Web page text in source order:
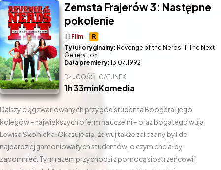
Zemsta Frajerów 3: Następne
pokolenie
R
theaters Film
Tytuł oryginalny: Revenge of the Nerds III: The Next
Generation
Data premiery: 13.07.1992
Dalszy ciąg zwariowanych przygód studenta Boogera i jego
kolegów – największych oferm na uczelni – oraz bogatego wuja,
Lewisa Skolnicka. Okazuje się, że wuj także zaliczany był do
najbardziej gamoniowatych studentów, o czym chciałby
zapomnieć. Tym razem przychodzi z pomocą siostrzeńcowi i
DŁUGOŚĆ
1h 33min
GATUNEK
Komedia